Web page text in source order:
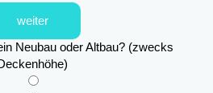
weiter
Neubau oder Altbau? (zwecks